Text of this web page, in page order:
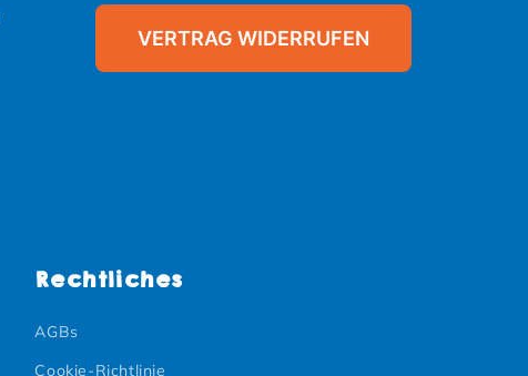
VERTRAG WIDERRUFEN
Rechtliches
AGBs
Cookie-Richtlinie